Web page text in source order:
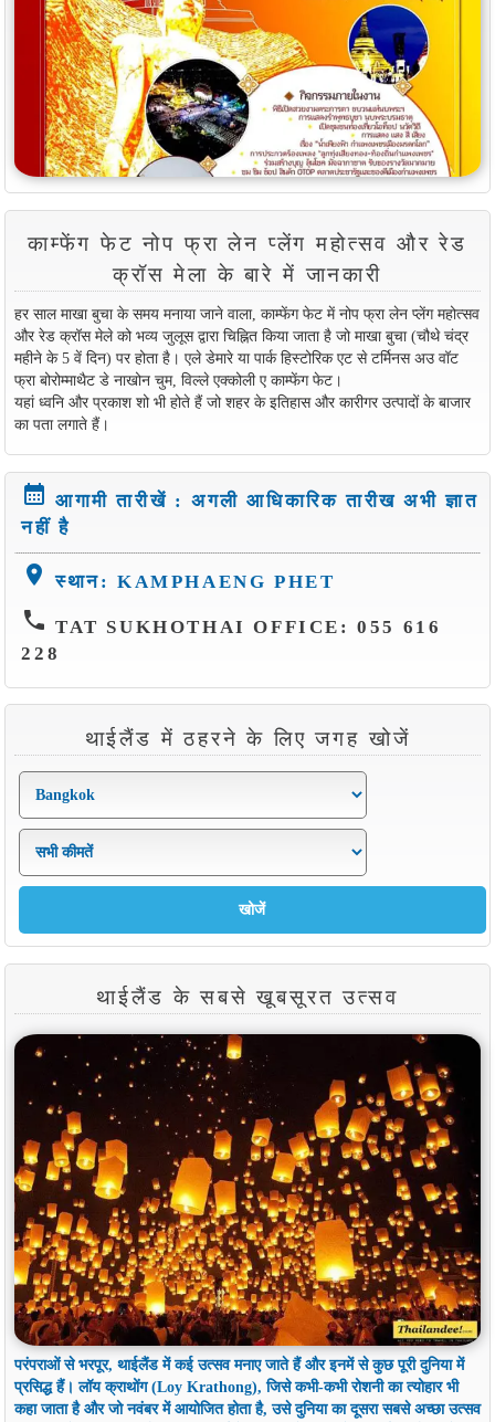
काम्फेंग फेट नोप फ्रा लेन प्लेंग महोत्सव और रेड
क्रॉस मेला के बारे में जानकारी
हर साल माखा बुचा के समय मनाया जाने वाला, काम्फेंग फेट में नोप फ्रा लेन प्लेंग महोत्सव
और रेड क्रॉस मेले को भव्य जुलूस द्वारा चिह्नित किया जाता है जो माखा बुचा (चौथे चंद्र
महीने के 5 वें दिन) पर होता है। एले डेमारे या पार्क हिस्टोरिक एट से टर्मिनस अउ वॉट
फ्रा बोरोम्माथैट डे नाखोन चुम, विल्ले एक्कोली ए काम्फेंग फेट।
यहां ध्वनि और प्रकाश शो भी होते हैं जो शहर के इतिहास और कारीगर उत्पादों के बाजार
का पता लगाते हैं।
calendar_month आगामी तारीखें : अगली आधिकारिक तारीख अभी ज्ञात
नहीं है
location_on स्थान: KAMPHAENG PHET
phone TAT SUKHOTHAI OFFICE: 055 616
228
थाईलैंड में ठहरने के लिए जगह खोजें
थाईलैंड के सबसे खूबसूरत उत्सव
परंपराओं से भरपूर, थाईलैंड में कई उत्सव मनाए जाते हैं और इनमें से कुछ पूरी दुनिया में
प्रसिद्ध हैं। लॉय क्राथोंग (Loy Krathong), जिसे कभी-कभी रोशनी का त्योहार भी
कहा जाता है और जो नवंबर में आयोजित होता है, उसे दुनिया का दूसरा सबसे अच्छा उत्सव